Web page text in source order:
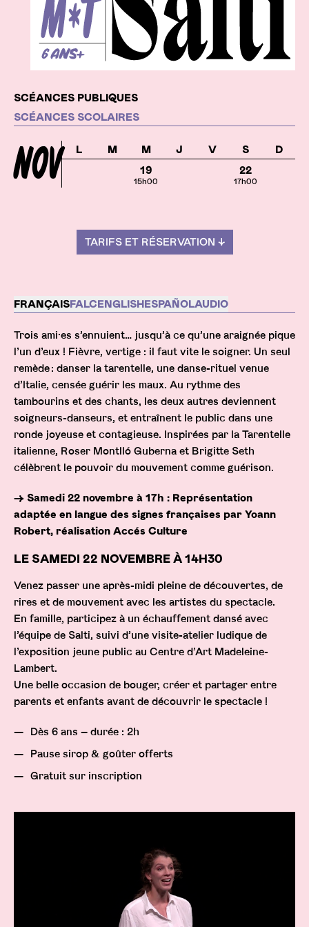
Dates
SCÉANCES PUBLIQUES
SCÉANCES SCOLAIRES
NOV L M M J V S
D
19
15h00
22
17h00
TARIFS ET RÉSERVATION ↓
Description
FRANÇAISFALCENGLISHESPAÑOLAUDIO
Trois ami·es s’ennuient… jusqu’à ce qu’une araignée pique
l’un d’eux ! Fièvre, vertige : il faut vite le soigner. Un seul
remède : danser la tarentelle, une danse-rituel venue
d’Italie, censée guérir les maux. Au rythme des
tambourins et des chants, les deux autres deviennent
soigneurs-danseurs, et entraînent le public dans une
ronde joyeuse et contagieuse. Inspirées par la Tarentelle
italienne, Roser Montlló Guberna et Brigitte Seth
célèbrent le pouvoir du mouvement comme guérison.
→ Samedi 22 novembre à 17h : Représentation
adaptée en langue des signes françaises par Yoann
Robert, réalisation Accés Culture
LE SAMEDI 22 NOVEMBRE À 14H30
Venez passer une après-midi pleine de découvertes, de
rires et de mouvement avec les artistes du spectacle.
En famille, participez à un échauffement dansé avec
l’équipe de Salti, suivi d’une visite-atelier ludique de
l’exposition jeune public au Centre d’Art Madeleine-
Lambert.
Une belle occasion de bouger, créer et partager entre
parents et enfants avant de découvrir le spectacle !
Dès 6 ans – durée : 2h
Pause sirop & goûter offerts
Gratuit sur inscription